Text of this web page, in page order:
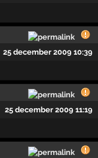
25 december 2009 10:39
25 december 2009 11:19